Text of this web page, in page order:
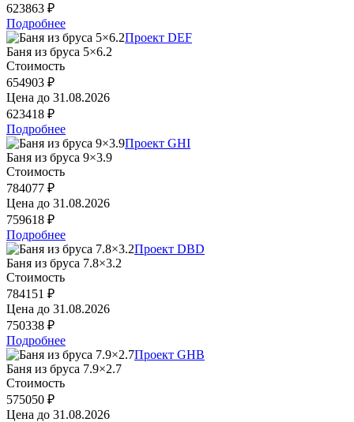
623863 ₽
Подробнее
Проект DEF
Баня из бруса 5×6.2
Стоимость
654903 ₽
Цена до 31.08.2026
623418 ₽
Подробнее
Проект GHI
Баня из бруса 9×3.9
Стоимость
784077 ₽
Цена до 31.08.2026
759618 ₽
Подробнее
Проект DBD
Баня из бруса 7.8×3.2
Стоимость
784151 ₽
Цена до 31.08.2026
750338 ₽
Подробнее
Проект GHB
Баня из бруса 7.9×2.7
Стоимость
575050 ₽
Цена до 31.08.2026